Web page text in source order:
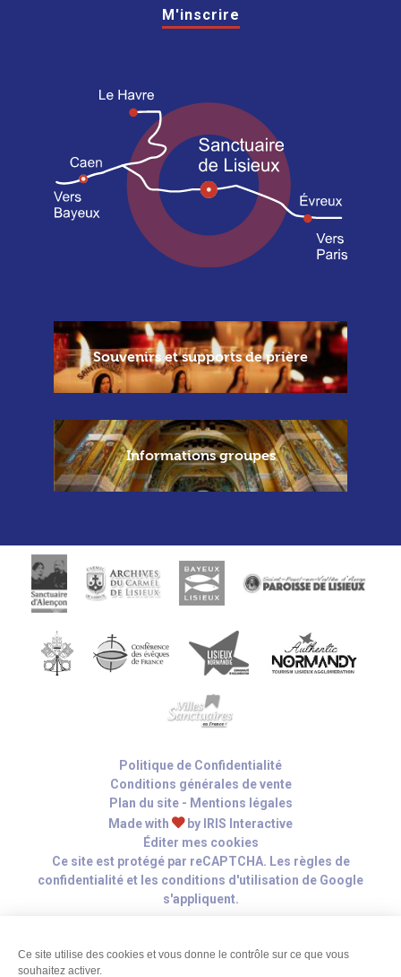
M'inscrire
Souvenirs et supports de prière
Informations groupes
Politique de Confidentialité
Conditions générales de vente
Plan du site - Mentions légales
Made with
by
IRIS Interactive
Éditer mes cookies
Ce site est protégé par reCAPTCHA. Les règles de
confidentialité et les conditions d'utilisation de Google
s'appliquent.
Ce site utilise des cookies et vous donne le contrôle sur ce que vous
souhaitez activer.